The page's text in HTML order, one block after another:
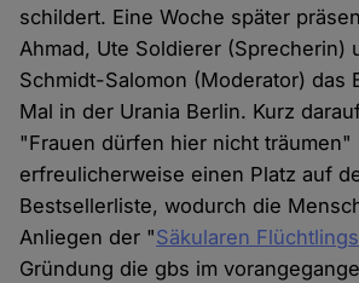
schildert. Eine Woche später
Ahmad, Ute Soldierer (Sprecherin)
Schmidt-Salomon (Moderator) das
Mal in der Urania Berlin. Kurz
"Frauen dürfen hier nicht träumen"
erfreulicherweise einen Platz auf
Bestsellerliste, wodurch die
Anliegen der "Säkularen
Gründung die gbs im